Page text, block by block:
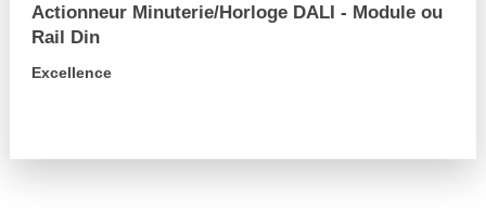
Actionneur Minuterie/Horloge DALI - Module ou
Rail Din
Excellence